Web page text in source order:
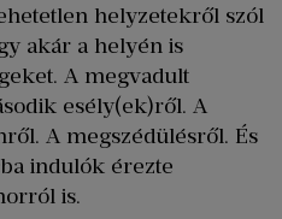
helyzetekről szól
akár a helyén is
A megvadult
esély(ek)ről. A
A megszédülésről. És
indulók érezte
is.